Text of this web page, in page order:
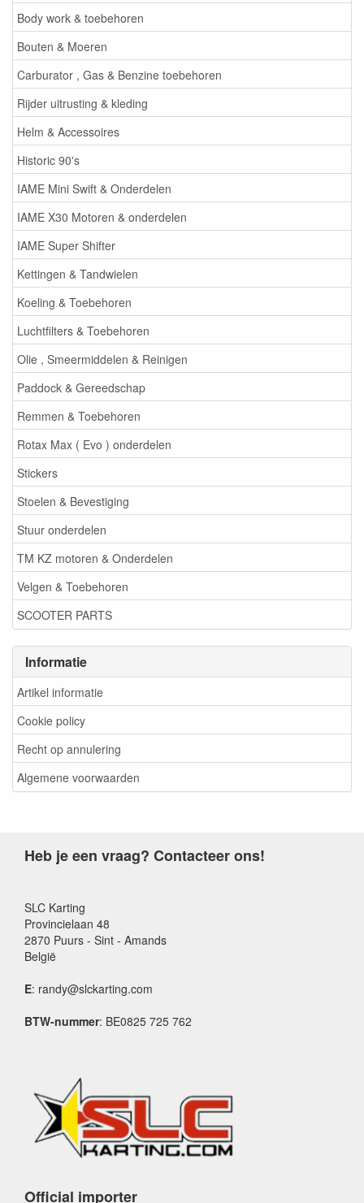
Body work & toebehoren
Bouten & Moeren
Carburator , Gas & Benzine toebehoren
Rijder uitrusting & kleding
Helm & Accessoires
Historic 90's
IAME Mini Swift & Onderdelen
IAME X30 Motoren & onderdelen
IAME Super Shifter
Kettingen & Tandwielen
Koeling & Toebehoren
Luchtfilters & Toebehoren
Olie , Smeermiddelen & Reinigen
Paddock & Gereedschap
Remmen & Toebehoren
Rotax Max ( Evo ) onderdelen
Stickers
Stoelen & Bevestiging
Stuur onderdelen
TM KZ motoren & Onderdelen
Velgen & Toebehoren
SCOOTER PARTS
Informatie
Artikel informatie
Cookie policy
Recht op annulering
Algemene voorwaarden
Heb je een vraag? Contacteer ons!
SLC Karting
Provincielaan 48
2870 Puurs - Sint - Amands
België
E: randy@slckarting.com
BTW-nummer: BE0825 725 762
Official importer